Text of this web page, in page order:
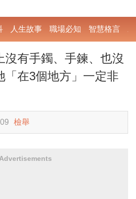
人生故事 職場必知 智慧格言
沒有手鐲、手鍊、也沒
「在3個地方」一定非
檢舉
Advertisements